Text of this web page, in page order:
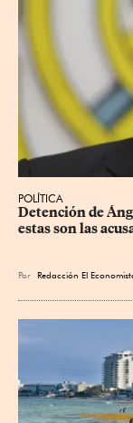
POLÍTICA
Detención de
estas son las
Por Redacción El